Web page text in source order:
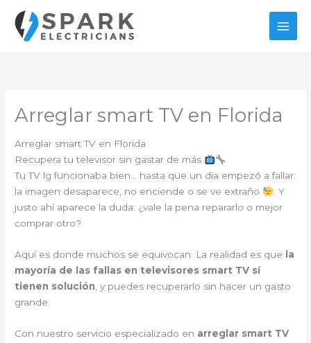
contenido
Arreglar smart TV en Florida
Arreglar smart TV en Florida
Recupera tu televisor sin gastar de más
Tu TV lg funcionaba bien… hasta que un día empezó a fallar:
la imagen desaparece, no enciende o se ve extraño
. Y
justo ahí aparece la duda: ¿vale la pena repararlo o mejor
comprar otro?
Aquí es donde muchos se equivocan. La realidad es que
la
mayoría de las fallas en televisores smart TV sí
tienen solución , y puedes recuperarlo sin hacer un gasto
grande.
Con nuestro servicio especializado en arreglar smart TV